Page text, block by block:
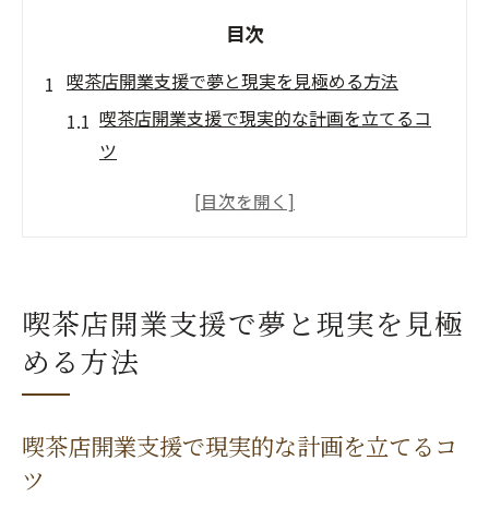
目次
喫茶店開業支援で夢と現実を見極める方法
喫茶店開業支援で現実的な計画を立てるコ
ツ
憧れと現実を知る喫茶店開業の始め方
学ぶ
喫茶店開業支援を活用したリスクの抑え方
未経験から始める喫茶店開業の第一歩
未経験でも安心の喫茶店開業支援活用術
喫茶店開業支援で夢と現実を見極
める方法
喫茶店開業支援で現実的な計画を立てるコ
ツ